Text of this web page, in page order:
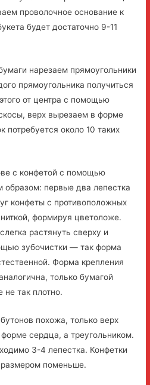
проволочное основание к
будет достаточно 9-11
нарезаем прямоугольники
прямоугольника получиться
от центра с помощью
верх вырезаем в форме
около 10 таких
с конфетой с помощью
образом: первые два лепестка
конфеты с противоположных
формируя цветоложе.
растянуть сверху и
зубочистки — так форма
Форма крепления
только бумагой
так плотно.
похожа, только верх
сердца, а треугольником.
3-4 лепестка. Конфетки
поменьше.